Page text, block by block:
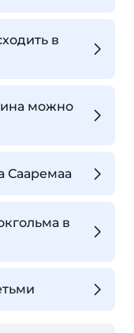
в
можно
Сааремаа
в